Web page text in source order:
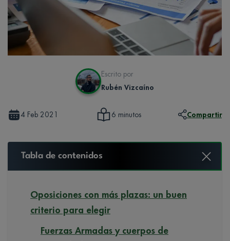
Escrito por
Rubén Vizcaíno
4 Feb 2021 6 minutos Compartir
Tabla de contenidos
Oposiciones con más plazas: un buen
criterio para elegir
Fuerzas Armadas y cuerpos de